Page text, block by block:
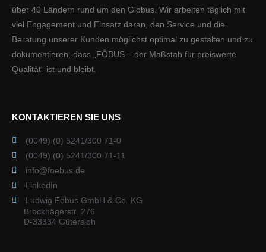
über 40 Ländern rund um den Globus. Wir arbeiten täglich mit
viel Engagement und Einsatz daran, den Service und die
Beratung unserer Kunden möglichst optimal zu gestalten und zu
dokumentieren, dass „FÖBUS – der Maßstab für preiswerte
Qualität“ ist und bleibt.
KONTAKTIEREN SIE UNS
(0049) (0) 5241/300 71-0
(0049) (0) 5241/300 71-11
info@foebus.de
LinkedIn
Ludwig Föbus GmbH & Co. KG
Brockhägerstr. 276
D-33334 Gütersloh